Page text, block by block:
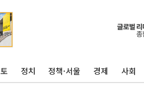
정치 정책·서울 경제 사회